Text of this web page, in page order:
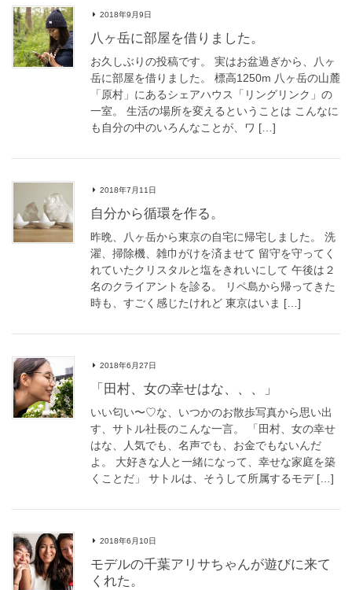
2018年9月9日
八ヶ岳に部屋を借りました。
お久しぶりの投稿です。 実はお盆過ぎから、八ヶ
岳に部屋を借りました。 標高1250m 八ヶ岳の山麓
「原村」にあるシェアハウス「リングリンク」の
一室。 生活の場所を変えるということは こんなに
も自分の中のいろんなことが、ワ […]
2018年7月11日
自分から循環を作る。
昨晩、八ヶ岳から東京の自宅に帰宅しました。 洗
濯、掃除機、雑巾がけを済ませて 留守を守ってく
れていたクリスタルと塩をきれいにして 午後は２
名のクライアントを診る。 リペ島から帰ってきた
時も、すごく感じたけれど 東京はいま […]
2018年6月27日
「田村、女の幸せはな、、、」
いい匂い〜♡な、いつかのお散歩写真から思い出
す、サトル社長のこんな一言。 「田村、女の幸せ
はな、人気でも、名声でも、お金でもないんだ
よ。 大好きな人と一緒になって、幸せな家庭を築
くことだ」 サトルは、そうして所属するモデ […]
2018年6月10日
モデルの千葉アリサちゃんが遊びに来て
くれた。